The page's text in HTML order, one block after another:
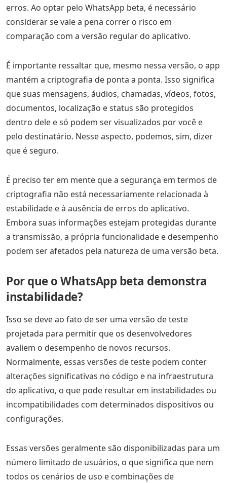
erros. Ao optar pelo WhatsApp beta, é necessário
considerar se vale a pena correr o risco em
comparação com a versão regular do aplicativo.
É importante ressaltar que, mesmo nessa versão, o app
mantém a criptografia de ponta a ponta. Isso significa
que suas mensagens, áudios, chamadas, vídeos, fotos,
documentos, localização e status são protegidos
dentro dele e só podem ser visualizados por você e
pelo destinatário. Nesse aspecto, podemos, sim, dizer
que é seguro.
É preciso ter em mente que a segurança em termos de
criptografia não está necessariamente relacionada à
estabilidade e à ausência de erros do aplicativo.
Embora suas informações estejam protegidas durante
a transmissão, a própria funcionalidade e desempenho
podem ser afetados pela natureza de uma versão beta.
Por que o WhatsApp beta demonstra
instabilidade?
Isso se deve ao fato de ser uma versão de teste
projetada para permitir que os desenvolvedores
avaliem o desempenho de novos recursos.
Normalmente, essas versões de teste podem conter
alterações significativas no código e na infraestrutura
do aplicativo, o que pode resultar em instabilidades ou
incompatibilidades com determinados dispositivos ou
configurações.
Essas versões geralmente são disponibilizadas para um
número limitado de usuários, o que significa que nem
todos os cenários de uso e combinações de